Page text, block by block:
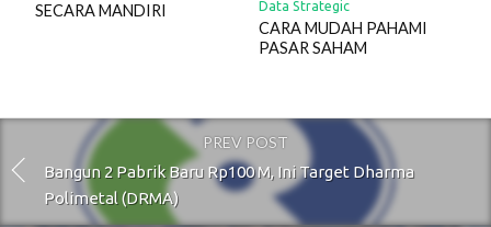
SECARA MANDIRI
Data Strategic
CARA MUDAH PAHAMI
PASAR SAHAM
PREV POST
Bangun 2 Pabrik Baru Rp100 M, Ini Target Dharma
Polimetal (DRMA)